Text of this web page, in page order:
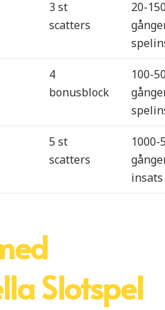
3 st
scatters
20-
4
bonusblock
100-
5 st
scatters
1000-
insats
Slotspel